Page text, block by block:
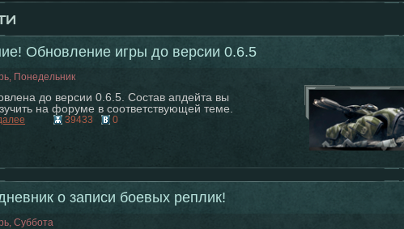
Обновление игры до версии 0.6.5
Понедельник
до версии 0.6.5. Состав апдейта вы
на форуме в соответствующей теме.
39433 0
о записи боевых реплик!
Суббота